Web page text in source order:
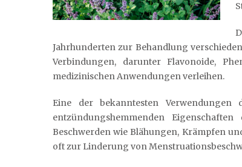
Jahrhunderten zur Behandlung
Verbindungen, darunter Flavonoide,
medizinischen Anwendungen verleihen.
Eine der bekanntesten
entzündungshemmenden
Beschwerden wie Blähungen, Krämpfen
oft zur Linderung von